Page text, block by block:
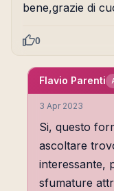
bene,grazie di
0
Flavio Parenti
3 Apr 2023
Si, questo
ascoltare
interessante,
sfumature